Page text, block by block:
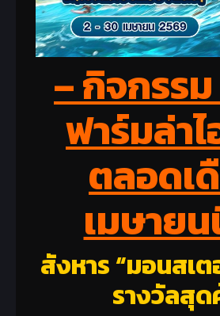
– กิจกรร
ฟาร์มล่า
ตลอดเ
เมษาย
สังหาร “มอนสเ
รางวัลสุ